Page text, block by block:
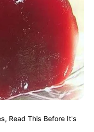
Read This Before It's